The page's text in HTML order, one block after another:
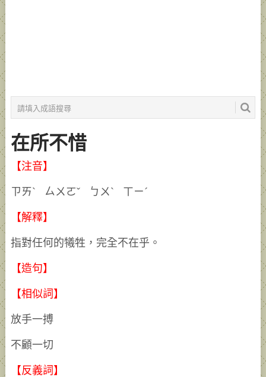
在所不惜
【注音】
ㄗㄞˋ ㄙㄨㄛˇ ㄅㄨˋ ㄒㄧˊ
【解釋】
指對任何的犧牲，完全不在乎。
【造句】
【相似詞】
放手一搏
不顧一切
【反義詞】